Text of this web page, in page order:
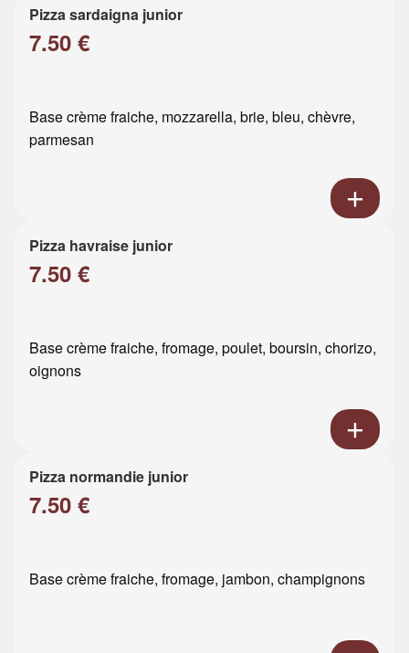
Pizza sardaigna junior
7.50 €
Base crème fraiche, mozzarella, brie, bleu, chèvre,
parmesan
Pizza havraise junior
7.50 €
Base crème fraiche, fromage, poulet, boursin, chorizo,
oignons
Pizza normandie junior
7.50 €
Base crème fraiche, fromage, jambon, champignons